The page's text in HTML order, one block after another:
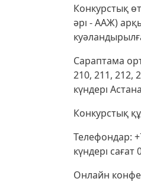
Конкурстық
әрі - ААЖ)
Сараптама
210, 211, 212,
күндері
Конкурстық
Телефондар:
күндері сағат
Онлайн